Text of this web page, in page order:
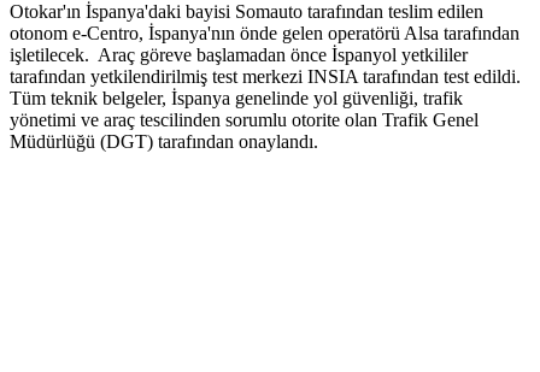
Otokar'ın İspanya'daki bayisi Somauto tarafından teslim edilen
otonom e-Centro, İspanya'nın önde gelen operatörü Alsa tarafından
işletilecek. Araç göreve başlamadan önce İspanyol yetkililer
tarafından yetkilendirilmiş test merkezi INSIA tarafından test edildi.
Tüm teknik belgeler, İspanya genelinde yol güvenliği, trafik
yönetimi ve araç tescilinden sorumlu otorite olan Trafik Genel
Müdürlüğü (DGT) tarafından onaylandı.